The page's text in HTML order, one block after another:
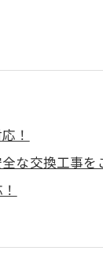
！
な交換工事を
ご説明いたし
しましょう！